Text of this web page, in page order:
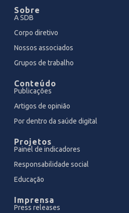
Sobre
A SDB
Corpo diretivo
Nossos associados
Grupos de trabalho
Conteúdo
Publicações
Artigos de opinião
Por dentro da saúde digital
Projetos
Painel de indicadores
Responsabilidade social
Educação
Imprensa
Press releases